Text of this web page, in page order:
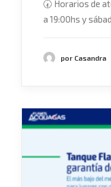
🕢 Horarios de
a 19:00hs y
por Casandra